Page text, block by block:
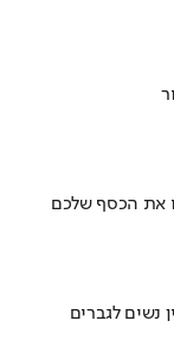
את הכסף שלכם
נשים לגברים